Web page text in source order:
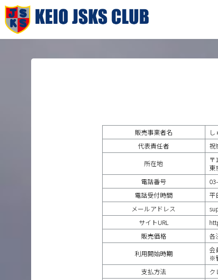
販売事業者名
代表責任者
所在地
〒
東
電話番号
電話受付時間
平
メールアドレス
サイトURL
販売価格
各
利用開始時期
会
※
支払方法
ク